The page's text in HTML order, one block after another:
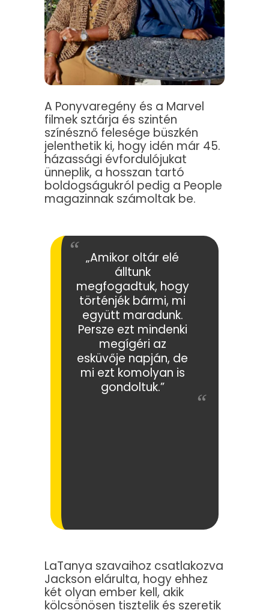
A Ponyvaregény és a Marvel
filmek sztárja és szintén
színésznő felesége büszkén
jelenthetik ki, hogy idén már 45.
házassági évfordulójukat
ünneplik, a hosszan tartó
boldogságukról pedig a People
magazinnak számoltak be.
„Amikor oltár elé
álltunk
megfogadtuk, hogy
történjék bármi, mi
együtt maradunk.
Persze ezt mindenki
megígéri az
esküvője napján, de
mi ezt komolyan is
gondoltuk.”
LaTanya szavaihoz csatlakozva
Jackson elárulta, hogy ehhez
két olyan ember kell, akik
kölcsönösen tisztelik és szeretik